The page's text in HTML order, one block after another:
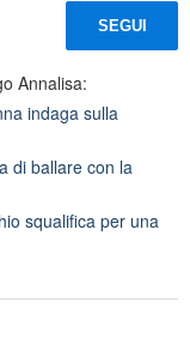
SEGUI
Annalisa:
indaga sulla
di ballare con la
squalifica per una